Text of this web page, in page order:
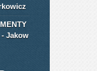
Jakow